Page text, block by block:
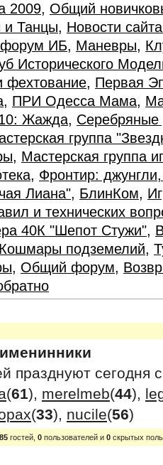
2009, Общий
и Танцы, Новости
ИБ, Маневры,
Исторического
фехтование, Первая
, ПРИ Одесса Мама,
Жажда, Серебряные
группа
, Мастерская группа
, Фронтир:
Лиана", БлинКом,
и технических
40К "Шепот Стужи",
Кошмары подземелий,
, Общий форум,
празднуют сегодня
(61), merelmeb(44),
(33), nucile(56)
гостей, 0 пользователей и 0 скрытых